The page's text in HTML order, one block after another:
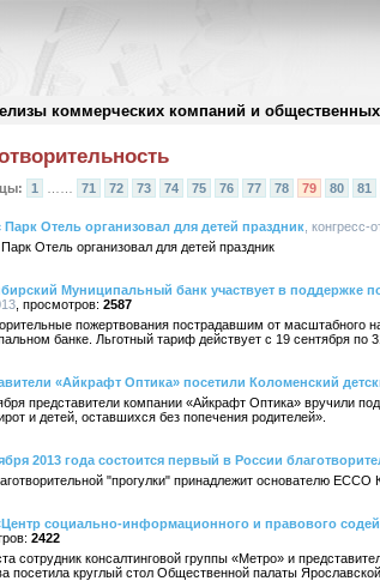
коммерческих компаний и общественных
релизов//
1 71 72 73 74 75 76 77 78 79 80 81
Отель организовал для детей праздник ,
Отель организовал для детей праздник
Муниципальный банк участвует в поддержке
2587
пожертвования пострадавшим от масштабного
банке. Льготный тариф действует с 19 сентября по
«Айкрафт Оптика» посетили Коломенский
представители компании «Айкрафт Оптика» вручили
и детей, оставшихся без попечения родителей».
2013 года состоится первый в России
"прогулки" принадлежит основателю ECCO
социально-информационного и правового
2422
сотрудник консалтинговой группы «Метро» и
посетила круглый стол Общественной палаты Ярославской